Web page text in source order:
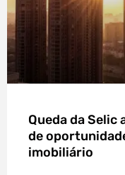
Queda da Selic
de
imobiliário